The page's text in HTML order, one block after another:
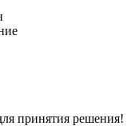
принятия решения!